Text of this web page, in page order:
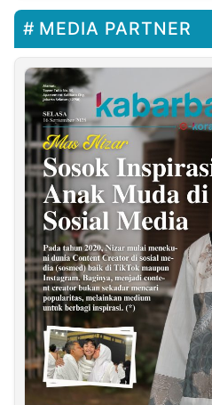
MEDIA PARTNER